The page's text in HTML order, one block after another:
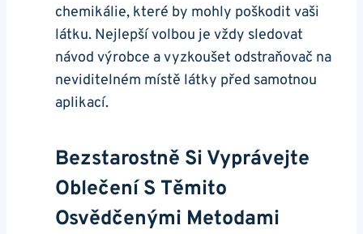
chemikálie, které by mohly poškodit vaši
látku. Nejlepší volbou je vždy sledovat
návod výrobce a vyzkoušet odstraňovač na
neviditelném místě látky před samotnou
aplikací.
Bezstarostně Si Vyprávejte
Oblečení S Těmito
Osvědčenými Metodami